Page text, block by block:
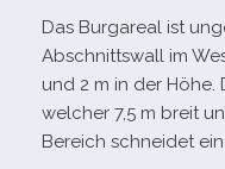
Das Burgareal ist
Abschnittswall im
und 2 m in der Höhe.
wel­cher 7,5 m breit
Bereich schnei­det